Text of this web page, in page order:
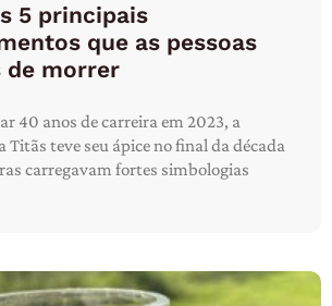
5 principais
que as pessoas
de morrer
40 anos de carreira em 2023, a
Titãs teve seu ápice no final da década
carregavam fortes simbologias